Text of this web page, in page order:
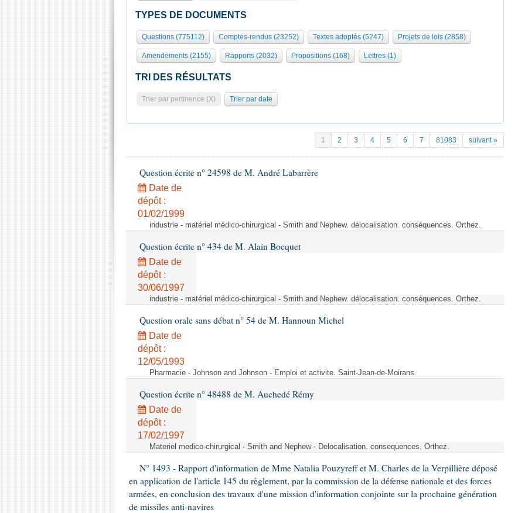
TYPES DE DOCUMENTS
Questions (775112) Comptes-rendus (23252) Textes adoptés (5247) Projets de lois (2858)
Amendements (2155) Rapports (2032) Propositions (168) Lettres (1)
TRI DES RÉSULTATS
Trier par pertinence (X) Trier par date
1 2 3 4 5 6 7 81083 suivant »
Question écrite n° 24598 de M. André Labarrère
Date de
dépôt :
01/02/1999
industrie - matériel médico-chirurgical - Smith and Nephew. délocalisation. conséquences. Orthez.
Question écrite n° 434 de M. Alain Bocquet
Date de
dépôt :
30/06/1997
industrie - matériel médico-chirurgical - Smith and Nephew. délocalisation. conséquences. Orthez.
Question orale sans débat n° 54 de M. Hannoun Michel
Date de
dépôt :
12/05/1993
Pharmacie - Johnson and Johnson - Emploi et activite. Saint-Jean-de-Moirans.
Question écrite n° 48488 de M. Auchedé Rémy
Date de
dépôt :
17/02/1997
Materiel medico-chirurgical - Smith and Nephew - Delocalisation. consequences. Orthez.
N° 1493 - Rapport d'information de Mme Natalia Pouzyreff et M. Charles de la Verpillière déposé
en application de l'article 145 du règlement, par la commission de la défense nationale et des forces
armées, en conclusion des travaux d'une mission d'information conjointe sur la prochaine génération
de missiles anti-navires